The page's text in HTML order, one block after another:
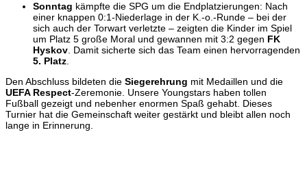
Sonntag kämpfte die SPG um die Endplatzierungen: Nach
einer knappen 0:1-Niederlage in der K.-o.-Runde – bei der
sich auch der Torwart verletzte – zeigten die Kinder im Spiel
um Platz 5 große Moral und gewannen mit 3:2 gegen FK
Hyskov. Damit sicherte sich das Team einen hervorragenden
5. Platz.
Den Abschluss bildeten die Siegerehrung mit Medaillen und die
UEFA Respect-Zeremonie. Unsere Youngstars haben tollen
Fußball gezeigt und nebenher enormen Spaß gehabt. Dieses
Turnier hat die Gemeinschaft weiter gestärkt und bleibt allen noch
lange in Erinnerung.